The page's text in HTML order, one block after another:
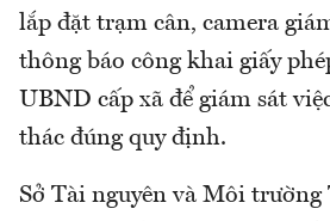
lắp đặt trạm cân, camera
thông báo công khai giấy
UBND cấp xã để giám sát
thác đúng quy định.
Sở Tài nguyên và Môi